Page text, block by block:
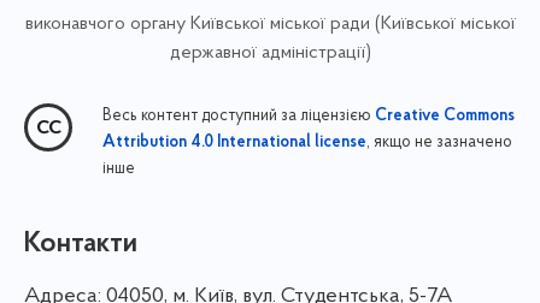
виконавчого органу Київської міської ради (Київської міської
державної адміністрації)
Весь контент доступний за ліцензією Creative Commons
Attribution 4.0 International license, якщо не зазначено
інше
Контакти
Адреса: 04050, м. Київ, вул. Студентська, 5-7А